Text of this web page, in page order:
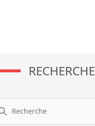
RECHERCHE